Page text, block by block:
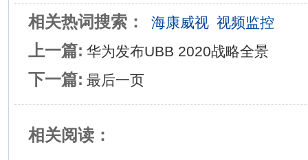
相关热词搜索： 海康威视 视频监控
上一篇: 华为发布UBB 2020战略全景
下一篇: 最后一页
相关阅读：